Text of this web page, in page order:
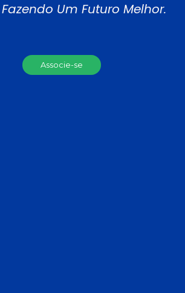
Um Futuro Melhor.
Associe-se